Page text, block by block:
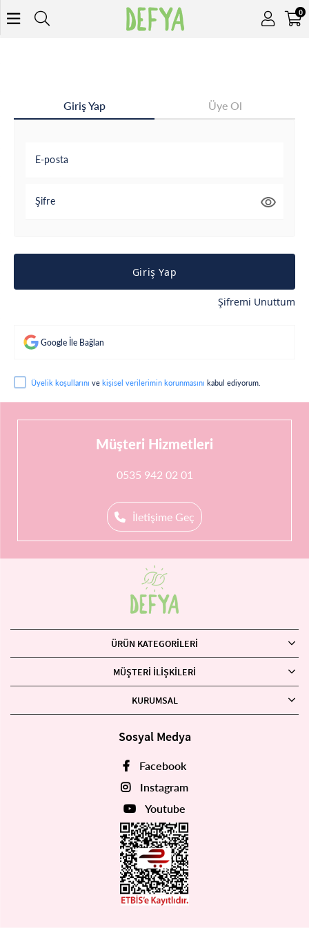
0
Giriş Yap Üye Ol
E-posta
Şifre
Giriş Yap
Şifremi Unuttum
Google İle Bağlan
Üyelik koşullarını ve kişisel verilerimin korunmasını kabul ediyorum.
Müşteri Hizmetleri
0535 942 02 01
İletişime Geç
ÜRÜN KATEGORILERI
MÜŞTERI İLIŞKILERI
KURUMSAL
Sosyal Medya
Facebook
Instagram
Youtube